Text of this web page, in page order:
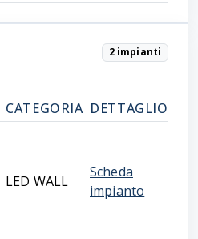
2 impianti
CATEGORIA DETTAGLIO
LED WALL
Scheda
impianto